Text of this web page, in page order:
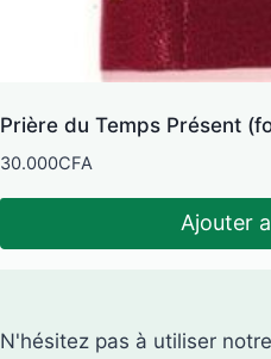
Prière du Temps Présent
30.000CFA
Ajouter
N'hésitez pas à utiliser